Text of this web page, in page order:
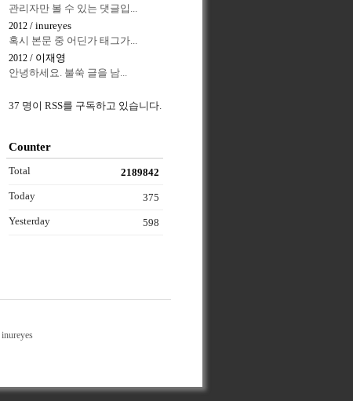
관리자만 볼 수 있는 댓글입...
2012 / inureyes
혹시 본문 중 어딘가 태그가...
2012 / 이재영
안녕하세요. 불쑥 글을 남...
37 명이 RSS를 구독하고 있습니다.
Counter
Total 2189842
Today 375
Yesterday 598
inureyes